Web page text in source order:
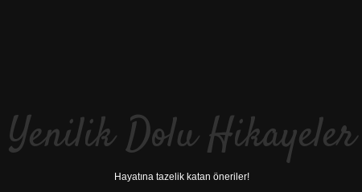
Yenilik Dolu Hikayeler
Hayatına tazelik katan öneriler!